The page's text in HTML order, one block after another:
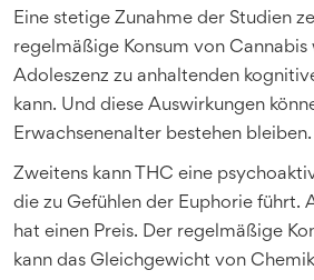
Eine stetige Zunahme der Studien
regelmäßige Konsum von Cannabis
Adoleszenz zu anhaltenden
kann. Und diese Auswirkungen
Erwachsenenalter bestehen bleiben.
Zweitens kann THC eine
die zu Gefühlen der Euphorie führt.
hat einen Preis. Der regelmäßige
kann das Gleichgewicht von